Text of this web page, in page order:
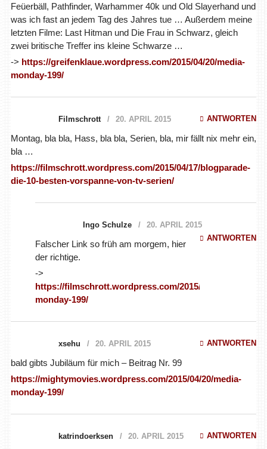
Feüerbäll, Pathfinder, Warhammer 40k und Old Slayerhand und
was ich fast an jedem Tag des Jahres tue … Außerdem meine
letzten Filme: Last Hitman und Die Frau in Schwarz, gleich
zwei britische Treffer ins kleine Schwarze …
-> https://greifenklaue.wordpress.com/2015/04/20/media-
monday-199/
Filmschrott 20. APRIL 2015 ANTWORTEN
Montag, bla bla, Hass, bla bla, Serien, bla, mir fällt nix mehr ein,
bla …
https://filmschrott.wordpress.com/2015/04/17/blogparade-
die-10-besten-vorspanne-von-tv-serien/
Ingo Schulze
20. APRIL 2015
ANTWORTEN
Falscher Link so früh am morgem, hier
der richtige.
->
https://filmschrott.wordpress.com/2015/04/19/media-
monday-199/
xsehu 20. APRIL 2015 ANTWORTEN
bald gibts Jubiläum für mich – Beitrag Nr. 99
https://mightymovies.wordpress.com/2015/04/20/media-
monday-199/
katrindoerksen 20. APRIL 2015 ANTWORTEN